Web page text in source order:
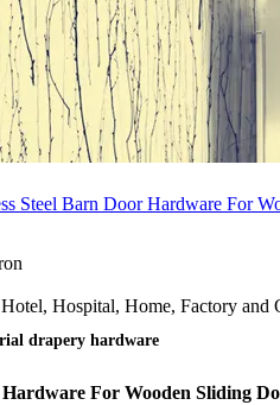
Steel Barn Door Hardware For
Hospital, Home, Factory and
drapery hardware
For Wooden Sliding